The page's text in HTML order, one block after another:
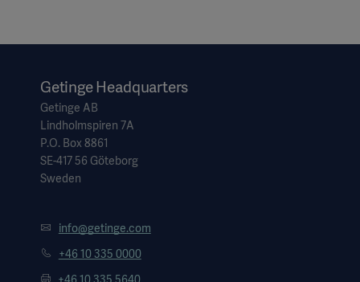
Getinge Headquarters
Getinge AB
Lindholmspiren 7A
P.O. Box 8861
SE-417 56 Göteborg
Sweden
info@getinge.com
+46 10 335 0000